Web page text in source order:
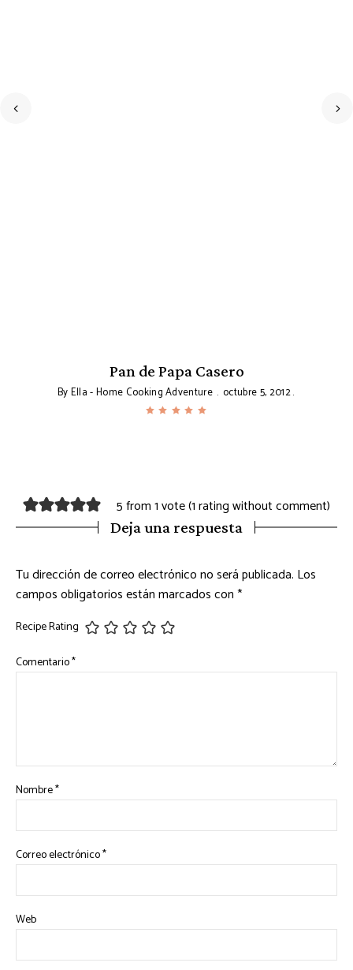
Pan de Papa Casero
ByElla - Home Cooking Adventure octubre 5, 2012
5 from 1 vote (1 rating without comment)
Deja una respuesta
Tu dirección de correo electrónico no será publicada. Los
campos obligatorios están marcados con*
Recipe Rating
Comentario*
Nombre*
Correo electrónico*
Web